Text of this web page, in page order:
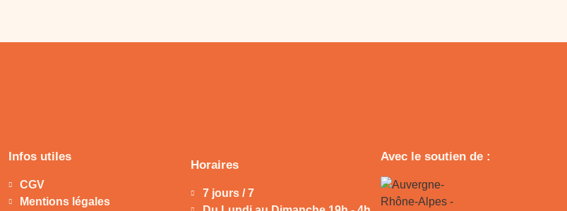
Infos utiles
CGV
Mentions légales
Horaires
7 jours / 7
Avec le soutien de :